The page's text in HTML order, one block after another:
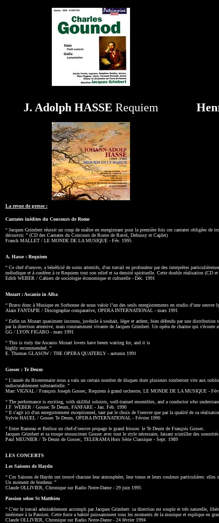
J. Adolph HASSE Requiem
La revue de presse :
Cantates inédites du Concours de Rome
“ Jacques Grimbert réussit un coup de maître en enregistrant pour la première fois ces cantates obligées
découvrir. ” (CD des Cantates du Concours de Rome de Ravel, Debussy et Caplet)
Franck MALLET / LE MONDE DE LA MUSIQUE - Fév. 1995
A. Hasse : Requiem
“ Ce chef d'oeuvre, a bénéficié de soins attentifs, d'un travail en profondeur par des interprètes
mélodique et à conférer à ce Requiem tout son relief et sa densité spirituelle. Cette double réalisation (CD
Edith WEBER / Cahiers de sociologie économique et culturelle - Déc. 1991
Mozart : Ascanio in Alba
“ Bravo donc à Musique en Sorbonne de nous valoir l’un des seuls enregistrements en studio d’une
Alain FANTAPIE / Discographie comparative, OPERA INTERNATIONAL - mars 1991
“ Enfin un Mozart quasiment inconnu, juvénile à souhait, léger et ardent, bien défendu par une
par la direction attentive, mais constamment vivante de Jacques Grimbert. Un opéra de charme qui
GG / LYON FIGARO - mars 1991
“ This is truly the Ascanio Mozart lovers have beeen waiting for, and it is
highly recommended. ”
E. Thomas GLASOW / THE OPERA QUATERLY - autumn 1991
Gossec : Te Deum
“ L’année du Bicentenaire nous a valu un certain nombre de disques dont plusieurs tomberont vite aux
indiscutablement substantielle. ”
Marc VIGNAL / François Joseph Gossec, Requiem à grand orchestre, LE MONDE DE LA MUSIQUE -
“ The performance is exciting, with skillful soloists, well-trained ensembles, and a conductor who
J.F. WEBER / Gossec Te Deum, FANFARE - Jan. Feb. 1990
“ Il s'agit ici d'un enregistrement exceptionnel, tant par le choix de l'oeuvre que par la qualité de sa
Sylvie HAUEL / Gossec Te Deum, OPERA INTERNATIONAL - Février 1990
“ Entre Rameau et Berlioz un chef-d’oeuvre propage le grand frisson: le Te Deum de François Gossec.
Jacques Grimbert et sa troupe ressuscitent Gossec avec tout le style nécessaire, faisant scintiller des
Paul MEUNIER / Te Deum de Gossec, TELERAMA Hors Série Classique - Sept. 1989
LES CONCERTS
Les Saisons de Haydn
“ Ces Saisons de Haydn ont trouvé chacune leur atmosphère, leur tonus et leurs couleurs particulières:
Un moment de bonheur. ”
Claude OLLIVIER, Chronique sur Radio Notre-Dame - 29 juin 1995
Passion selon St Matthieu
“ C'est le travail admirablement accompli par Jacques Grimbert: sa direction est souple et très naturelle,
intérieure à la Passion. Cette force a habité puissamment tous les moments de la musique et explique en
Claude OLLIVIER, Chronique sur Radio Notre-Dame - 24 février 1994